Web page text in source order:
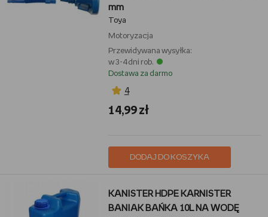
mm
Toya
Motoryzacja
Przewidywana wysyłka:
w 3-4 dni rob.
Dostawa za darmo
4
14,99 zł
DODAJ DO KOSZYKA
KANISTER HDPE KARNISTER
BANIAK BAŃKA 10L NA WODĘ